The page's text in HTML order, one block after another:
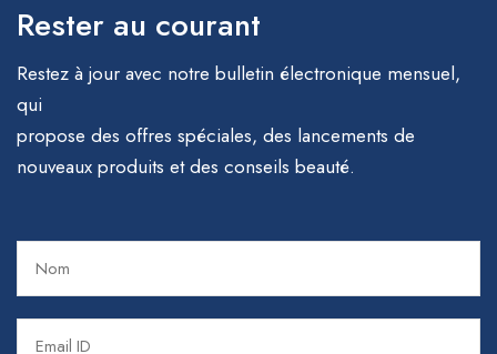
Rester au courant
Restez à jour avec notre bulletin électronique mensuel,
qui
propose des offres spéciales, des lancements de
nouveaux produits et des conseils beauté.